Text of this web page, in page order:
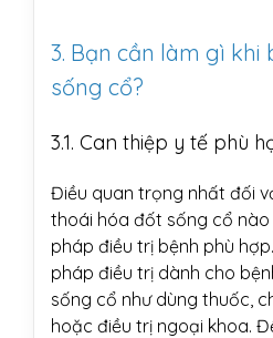
3. Bạn cần làm gì khi
sống cổ?
3.1. Can thiệp y tế phù
Điều quan trọng nhất đối
thoái hóa đốt sống cổ nào
pháp điều trị bệnh phù
pháp điều trị dành cho
sống cổ như dùng thuốc,
hoặc điều trị ngoại khoa.